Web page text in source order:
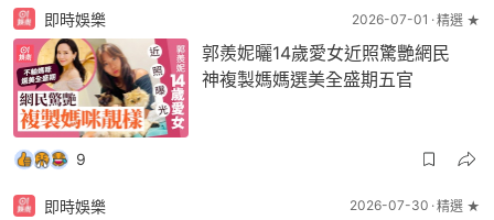
即時娛樂 2026-07-01 精選 ★
郭羨妮曬14歲愛女近照驚艷網民
神複製媽媽選美全盛期五官
9
即時娛樂 2026-07-30 精選 ★